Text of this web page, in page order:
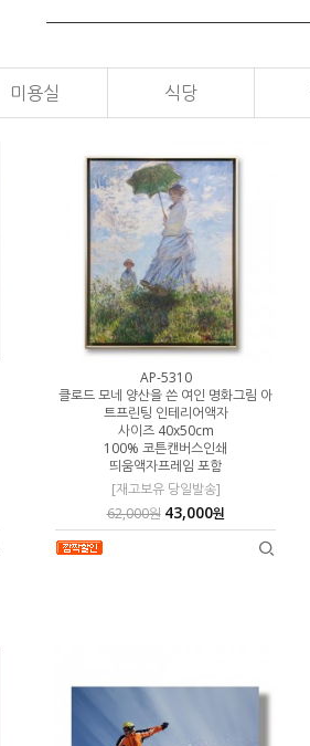
미용실 식당
AP-5310
클로드 모네 양산을 쓴 여인 명화그림 아
트프린팅 인테리어액자
사이즈 40x50cm
100% 코튼캔버스인쇄
띄움액자프레임 포함
[재고보유 당일발송]
62,000원 43,000원